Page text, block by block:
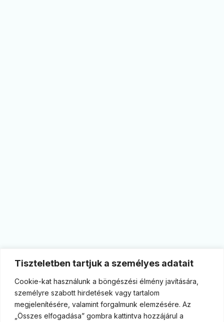
Tiszteletben tartjuk a személyes adatait
Cookie-kat használunk a böngészési élmény javítására,
személyre szabott hirdetések vagy tartalom
megjelenítésére, valamint forgalmunk elemzésére. Az
„Összes elfogadása” gombra kattintva hozzájárul a